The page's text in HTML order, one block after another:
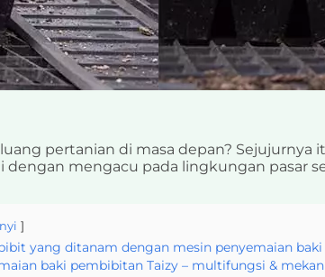
pertanian di masa depan? Sejujurnya
dengan mengacu pada lingkungan pasar
yang ditanam dengan mesin penyemaian baki
baki pembibitan Taizy – multifungsi &